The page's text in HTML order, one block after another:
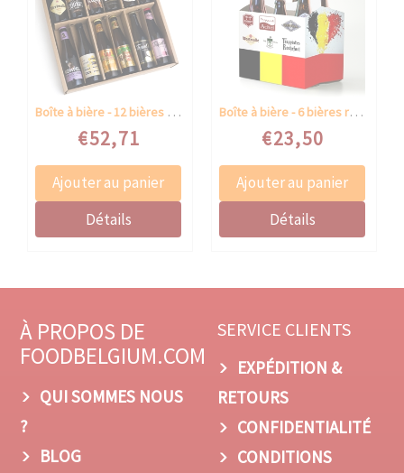
Boîte à bière - 12 bières régionales
Speciale prijs
€52,71
Boîte à bière - 6 bières régionales
Speciale prijs
€23,50
À PROPOS DE
FOODBELGIUM.COM
QUI SOMMES NOUS
?
BLOG
SERVICE CLIENTS
EXPÉDITION &
RETOURS
CONFIDENTIALITÉ
CONDITIONS